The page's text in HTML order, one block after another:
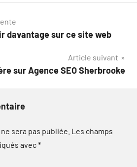
davantage sur ce site web
Article suivant
sur Agence SEO Sherbrooke
sera pas publiée. Les champs
avec*